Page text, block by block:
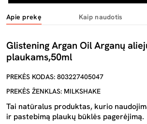
Apie prekę Kaip naudotis
Glistening Argan Oil Arganų
plaukams,50ml
PREKĖS KODAS: 803227405047
PREKĖS ŽENKLAS: MILKSHAKE
Tai natūralus produktas, kurio
ir pastebimą plaukų būklės pagerėjimą.